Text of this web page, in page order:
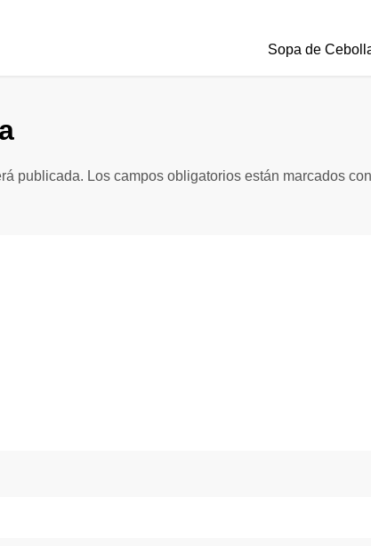
Sopa de
publicada. Los campos obligatorios están marcados